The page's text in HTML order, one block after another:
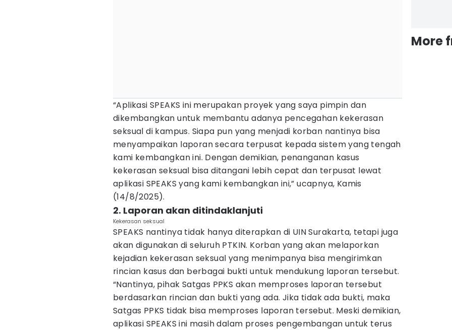
“Aplikasi SPEAKS ini merupakan proyek yang saya pimpin dan
dikembangkan untuk membantu adanya pencegahan kekerasan
seksual di kampus. Siapa pun yang menjadi korban nantinya bisa
menyampaikan laporan secara terpusat kepada sistem yang tengah
kami kembangkan ini. Dengan demikian, penanganan kasus
kekerasan seksual bisa ditangani lebih cepat dan terpusat lewat
aplikasi SPEAKS yang kami kembangkan ini,” ucapnya, Kamis
(14/8/2025).
2. Laporan akan ditindaklanjuti
Kekerasan seksual
SPEAKS nantinya tidak hanya diterapkan di UIN Surakarta, tetapi juga
akan digunakan di seluruh PTKIN. Korban yang akan melaporkan
kejadian kekerasan seksual yang menimpanya bisa mengirimkan
rincian kasus dan berbagai bukti untuk mendukung laporan tersebut.
“Nantinya, pihak Satgas PPKS akan memproses laporan tersebut
berdasarkan rincian dan bukti yang ada. Jika tidak ada bukti, maka
Satgas PPKS tidak bisa memproses laporan tersebut. Meski demikian,
aplikasi SPEAKS ini masih dalam proses pengembangan untuk terus
More